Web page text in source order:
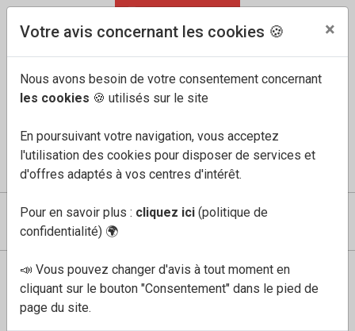
04 91 60 68 33
COMPTE MES FAVORIS
Boutique Femme violaine brun chili
Votre avis concernant les cookies 🍪 ×
Nous avons besoin de votre consentement concernant
les cookies 🍪 utilisés sur le site
En poursuivant votre navigation, vous acceptez
l'utilisation des cookies pour disposer de services et
d'offres adaptés à vos centres d'intérêt.
Pour en savoir plus : cliquez ici (politique de
confidentialité) 🌍
📣 Vous pouvez changer d'avis à tout moment en
cliquant sur le bouton "Consentement" dans le pied de
page du site.